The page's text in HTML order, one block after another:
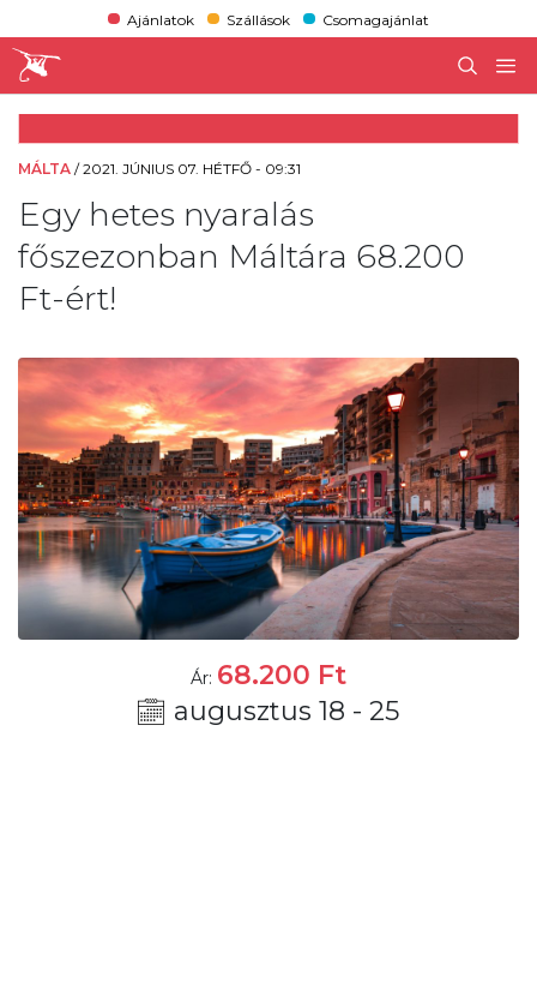
Ajánlatok Szállások Csomagajánlat
MÁLTA /2021. JÚNIUS 07. HÉTFŐ - 09:31
Egy hetes nyaralás
főszezonban Máltára 68.200
Ft-ért!
Ár: 68.200 Ft
augusztus 18 - 25